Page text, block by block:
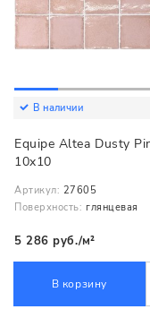
В наличии
Equipe Altea Dusty
10x10
Артикул: 27605
Поверхность: глянцевая
5 286 руб./м²
В корзину